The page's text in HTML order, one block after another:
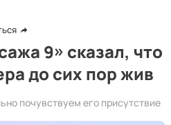
9» сказал, что
до сих пор жив
почувствуем его присутствие